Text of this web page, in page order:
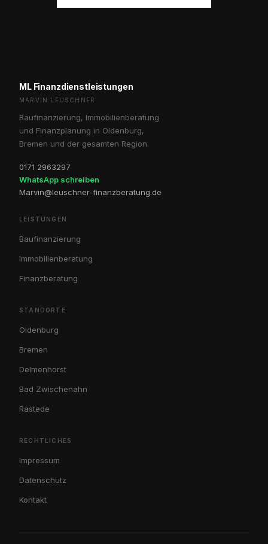
ML Finanzdienstleistungen
MARVIN LEUSCHNER
Baufinanzierung, Immobilienberatung
und Finanzplanung in Oldenburg,
Bremen und der gesamten Region.
0171 2963297
WhatsApp schreiben
Marvin@leuschner-finanzberatung.de
LEISTUNGEN
Baufinanzierung
Immobilienberatung
Finanzberatung
STANDORTE
Oldenburg
Bremen
Delmenhorst
Bad Zwischenahn
Rastede
RECHTLICHES
Impressum
Datenschutz
Kontakt